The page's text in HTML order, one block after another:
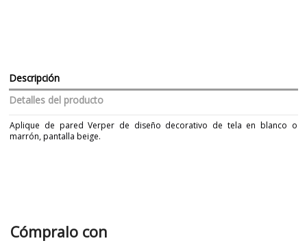
Descripción
Detalles del producto
Aplique de pared Verper de diseño decorativo de tela en blanco o
marrón, pantalla beige.
Color
Cómpralo con